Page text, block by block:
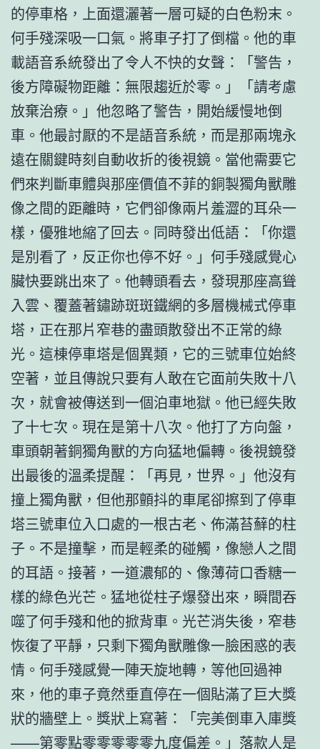
的停車格，上面還灑著一層可疑的白色粉末。
何手殘深吸一口氣。將車子打了倒檔。他的車
載語音系統發出了令人不快的女聲：「警告，
後方障礙物距離：無限趨近於零。」「請考慮
放棄治療。」他忽略了警告，開始緩慢地倒
車。他最討厭的不是語音系統，而是那兩塊永
遠在關鍵時刻自動收折的後視鏡。當他需要它
們來判斷車體與那座價值不菲的銅製獨角獸雕
像之間的距離時，它們卻像兩片羞澀的耳朵一
樣，優雅地縮了回去。同時發出低語：「你還
是別看了，反正你也停不好。」何手殘感覺心
臟快要跳出來了。他轉頭看去，發現那座高聳
入雲、覆蓋著鏽跡斑斑鐵網的多層機械式停車
塔，正在那片窄巷的盡頭散發出不正常的綠
光。這棟停車塔是個異類，它的三號車位始終
空著，並且傳說只要有人敢在它面前失敗十八
次，就會被傳送到一個泊車地獄。他已經失敗
了十七次。現在是第十八次。他打了方向盤，
車頭朝著銅獨角獸的方向猛地偏轉。後視鏡發
出最後的溫柔提醒：「再見，世界。」他沒有
撞上獨角獸，但他那顫抖的車尾卻擦到了停車
塔三號車位入口處的一根古老、佈滿苔蘚的柱
子。不是撞擊，而是輕柔的碰觸，像戀人之間
的耳語。接著，一道濃郁的、像薄荷口香糖一
樣的綠色光芒。猛地從柱子爆發出來，瞬間吞
噬了何手殘和他的掀背車。光芒消失後，窄巷
恢復了平靜，只剩下獨角獸雕像一臉困惑的表
情。何手殘感覺一陣天旋地轉，等他回過神
來，他的車子竟然垂直停在一個貼滿了巨大獎
狀的牆壁上。獎狀上寫著：「完美倒車入庫獎
——第零點零零零零零九度偏差。」落款人是